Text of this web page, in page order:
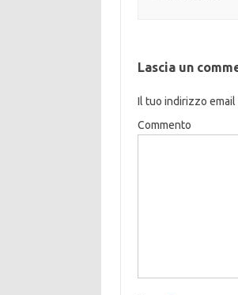
Lascia un
Il tuo indirizzo
Commento